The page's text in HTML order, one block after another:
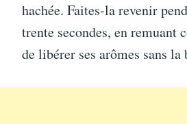
hachée. Faites-la revenir
trente secondes, en remuant
de libérer ses arômes sans la